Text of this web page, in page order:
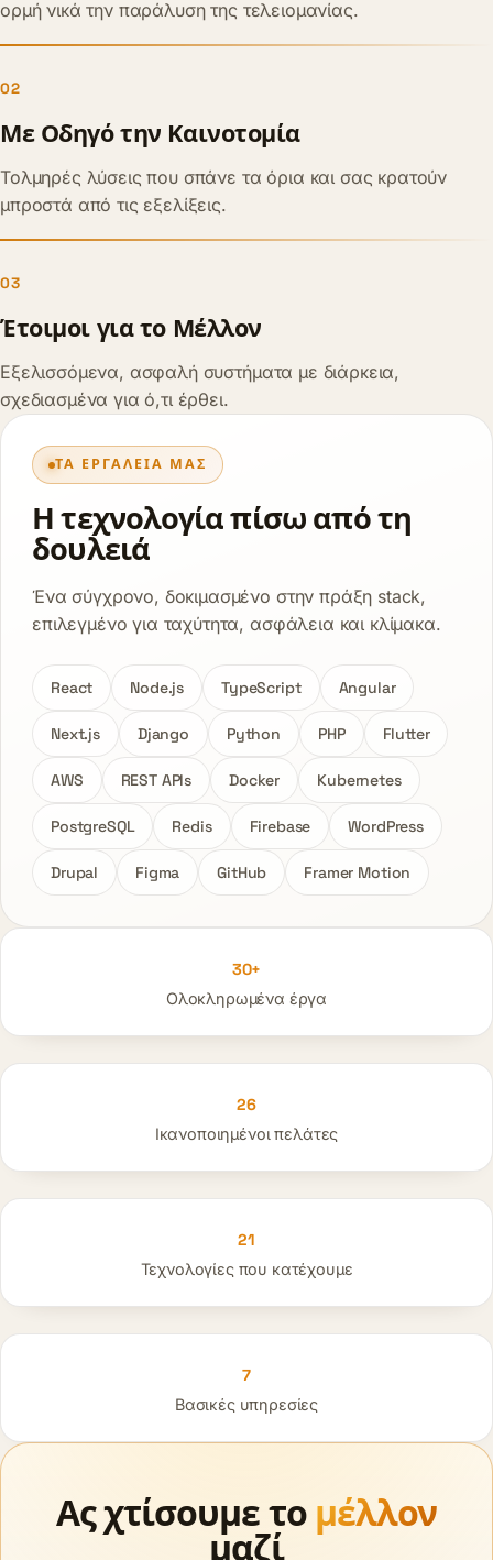
ορμή νικά την παράλυση της τελειομανίας.
02
Με Οδηγό την Καινοτομία
Τολμηρές λύσεις που σπάνε τα όρια και σας κρατούν
μπροστά από τις εξελίξεις.
03
Έτοιμοι για το Μέλλον
Εξελισσόμενα, ασφαλή συστήματα με διάρκεια,
σχεδιασμένα για ό,τι έρθει.
ΤΑ ΕΡΓΑΛΕΊΑ ΜΑΣ
Η τεχνολογία πίσω από τη
δουλειά
Ένα σύγχρονο, δοκιμασμένο στην πράξη stack,
επιλεγμένο για ταχύτητα, ασφάλεια και κλίμακα.
React Node.js TypeScript Angular
Next.js Django Python PHP Flutter
AWS REST APIs Docker Kubernetes
PostgreSQL Redis Firebase WordPress
Drupal Figma GitHub Framer Motion
30+
Ολοκληρωμένα έργα
26
Ικανοποιημένοι πελάτες
21
Τεχνολογίες που κατέχουμε
7
Βασικές υπηρεσίες
Ας χτίσουμε το μέλλον
μαζί